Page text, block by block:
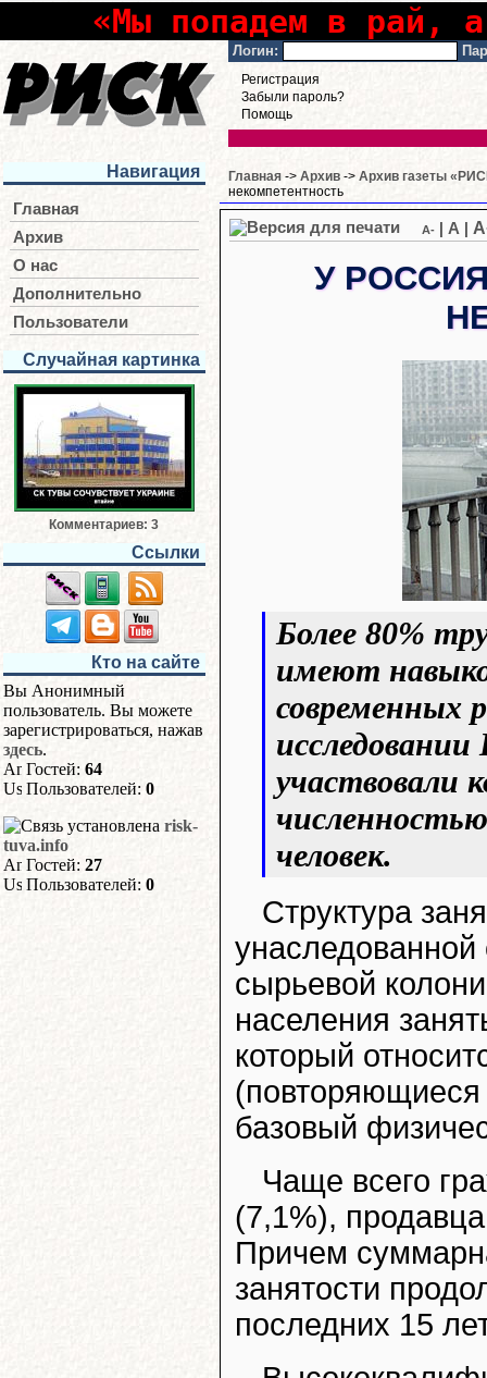
«Мы попадем в рай,
Логин:
Регистрация
Забыли пароль?
Помощь
Навигация
Главная
Архив
О нас
Дополнительно
Пользователи
Случайная картинка
Комментариев: 3
Ссылки
Кто на сайте
Вы Анонимный
пользователь. Вы можете
зарегистрироваться, нажав
здесь.
Гостей: 64
Пользователей: 0
risk-
tuva.info
Гостей: 27
Пользователей: 0
Главная -> Архив -> Архив газеты
некомпетентность
A- A
У
Более 80%
имеют
современных
участвовали
человек.
Структура
сырьевой
населения
который
(повторяющиеся
базовый
Чаще всего
(7,1%),
Причем
занятости
последних 15